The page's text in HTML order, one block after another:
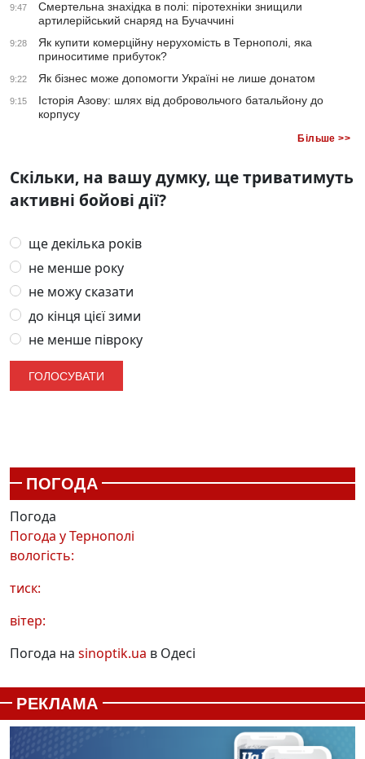
9:47
Смертельна знахідка в полі: піротехніки знищили
артилерійський снаряд на Бучаччині
9:28
Як купити комерційну нерухомість в Тернополі, яка
приноситиме прибуток?
9:22 Як бізнес може допомогти Україні не лише донатом
9:15
Історія Азову: шлях від добровольчого батальйону до
корпусу
Більше >>
Скільки, на вашу думку, ще триватимуть
активні бойові дії?
ще декілька років
не менше року
не можу сказати
до кінця цієї зими
не менше півроку
ПОГОДА
Погода
Погода уТернополі
вологість:
тиск:
вітер:
Погода на sinoptik.ua в Одесі
РЕКЛАМА